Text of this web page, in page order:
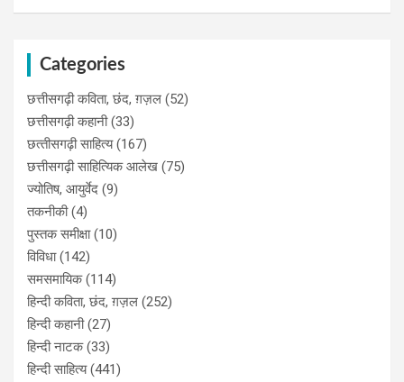
Categories
छत्तीसगढ़ी कविता, छंद, ग़ज़ल (52)
छत्तीसगढ़ी कहानी(33)
छत्‍तीसगढ़ी साहित्‍य(167)
छत्तीसगढ़ी साहित्यिक आलेख (75)
ज्योतिष, आयुर्वेद (9)
तकनीकी(4)
पुस्‍तक समीक्षा(10)
विविधा(142)
समसमायिक(114)
हिन्दी कविता, छंद, ग़ज़ल (252)
हिन्दी कहानी(27)
हिन्‍दी नाटक(33)
हिन्दी साहित्य(441)